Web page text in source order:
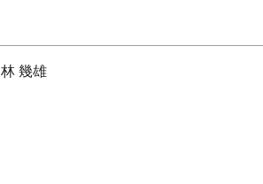
林 幾雄